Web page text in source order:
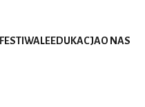
FESTIWALEEDUKACJAO NAS